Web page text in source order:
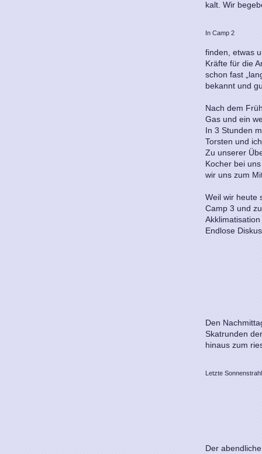
kalt. Wir
In Camp 2
finden, etwas
Kräfte für die
schon fast
bekannt und
Nach dem
Gas und ein
In 3 Stunden
Torsten und
Zu unserer
Kocher bei
wir uns zum
Weil wir heute
Camp 3 und
Endlose
Den
Skatrunden
hinaus zum
Letzte
Der